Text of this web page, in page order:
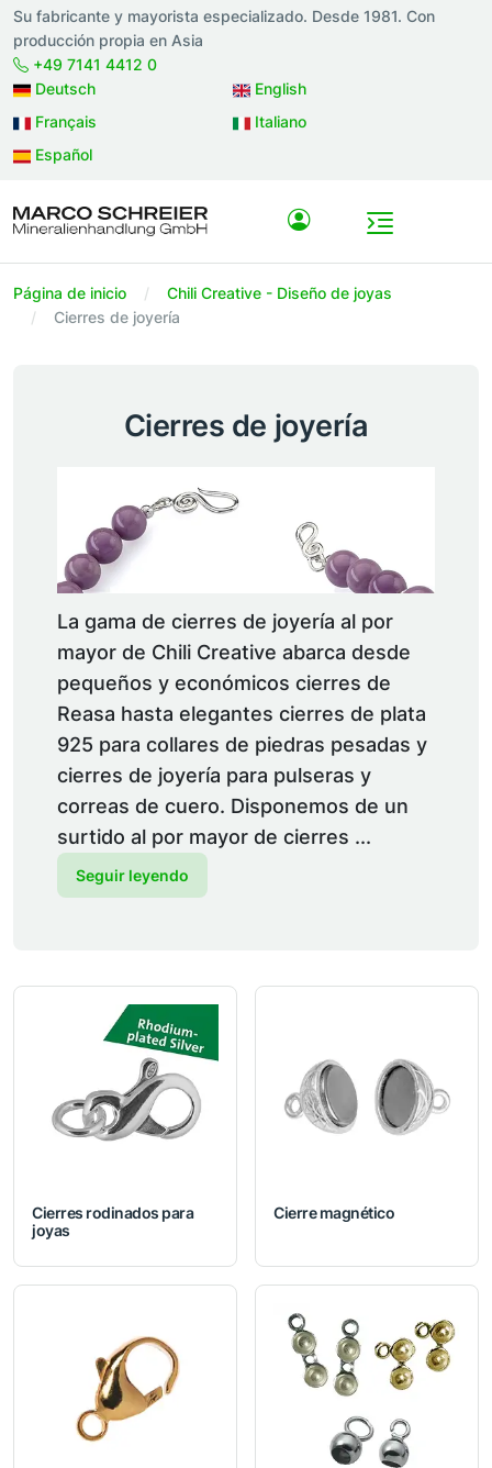
Su fabricante y mayorista especializado. Desde 1981. Con
producción propia en Asia
+49 7141 4412 0
Deutsch
English
Français
Italiano
Español
Página de inicio
Chili Creative - Diseño de joyas
Cierres de joyería
Cierres de joyería
La gama de cierres de joyería al por
mayor de Chili Creative abarca desde
pequeños y económicos cierres de
Reasa hasta elegantes cierres de plata
925 para collares de piedras pesadas y
cierres de joyería para pulseras y
correas de cuero. Disponemos de un
surtido al por mayor de cierres ...
Seguir leyendo
Cierres rodinados para
joyas
Cierre magnético